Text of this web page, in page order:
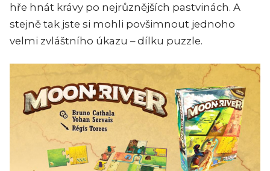
hře hnát krávy po nejrůznějších pastvinách. A
stejně tak jste si mohli povšimnout jednoho
velmi zvláštního úkazu – dílku puzzle.